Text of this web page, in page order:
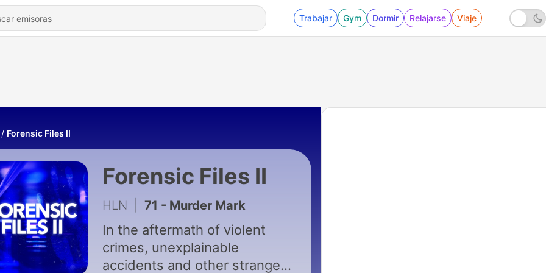
Trabajar Gym Dormir Relajarse Viaje
Forensic Files II
Forensic Files II
HLN 71 - Murder Mark
In the aftermath of violent
crimes, unexplainable
accidents and other strange